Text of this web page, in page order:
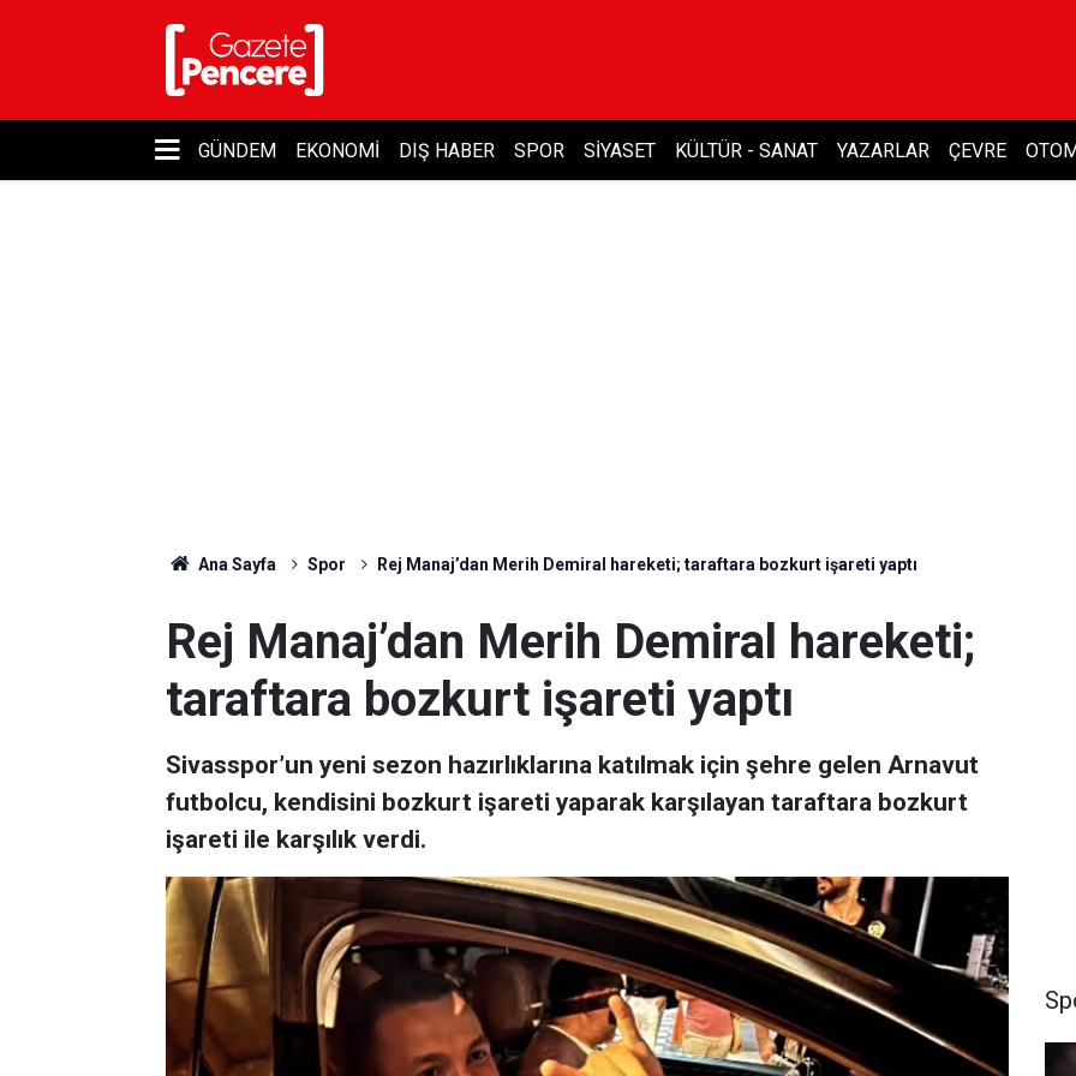
GÜNDEM EKONOMI DIŞ HABER SPOR SIYASET KÜLTÜR - SANAT YAZARLAR ÇEVRE
Ana Sayfa Spor Rej Manaj’dan Merih Demiral hareketi; taraftara bozkurt işareti yaptı
Rej Manaj’dan Merih Demiral hareketi;
taraftara bozkurt işareti yaptı
Sivasspor’un yeni sezon hazırlıklarına katılmak için şehre gelen Arnavut
futbolcu, kendisini bozkurt işareti yaparak karşılayan taraftara bozkurt
işareti ile karşılık verdi.